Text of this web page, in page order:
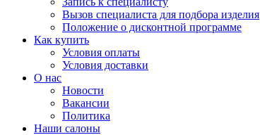
Вызов специалиста для подбора изделия
Положение о дисконтной программе
Как купить
Условия оплаты
Условия доставки
О нас
Новости
Вакансии
Политика
Наши салоны